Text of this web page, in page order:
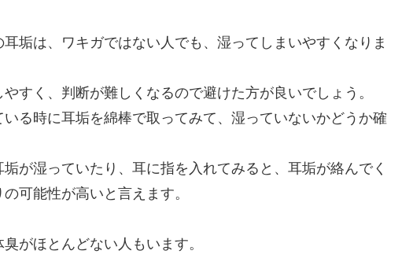
垢は、ワキガではない人でも、湿ってしまいやすくなりま
すく、判断が難しくなるので避けた方が良いでしょう。
る時に耳垢を綿棒で取ってみて、湿っていないかどうか確
が湿っていたり、耳に指を入れてみると、耳垢が絡んでく
可能性が高いと言えます。
がほとんどない人もいます。